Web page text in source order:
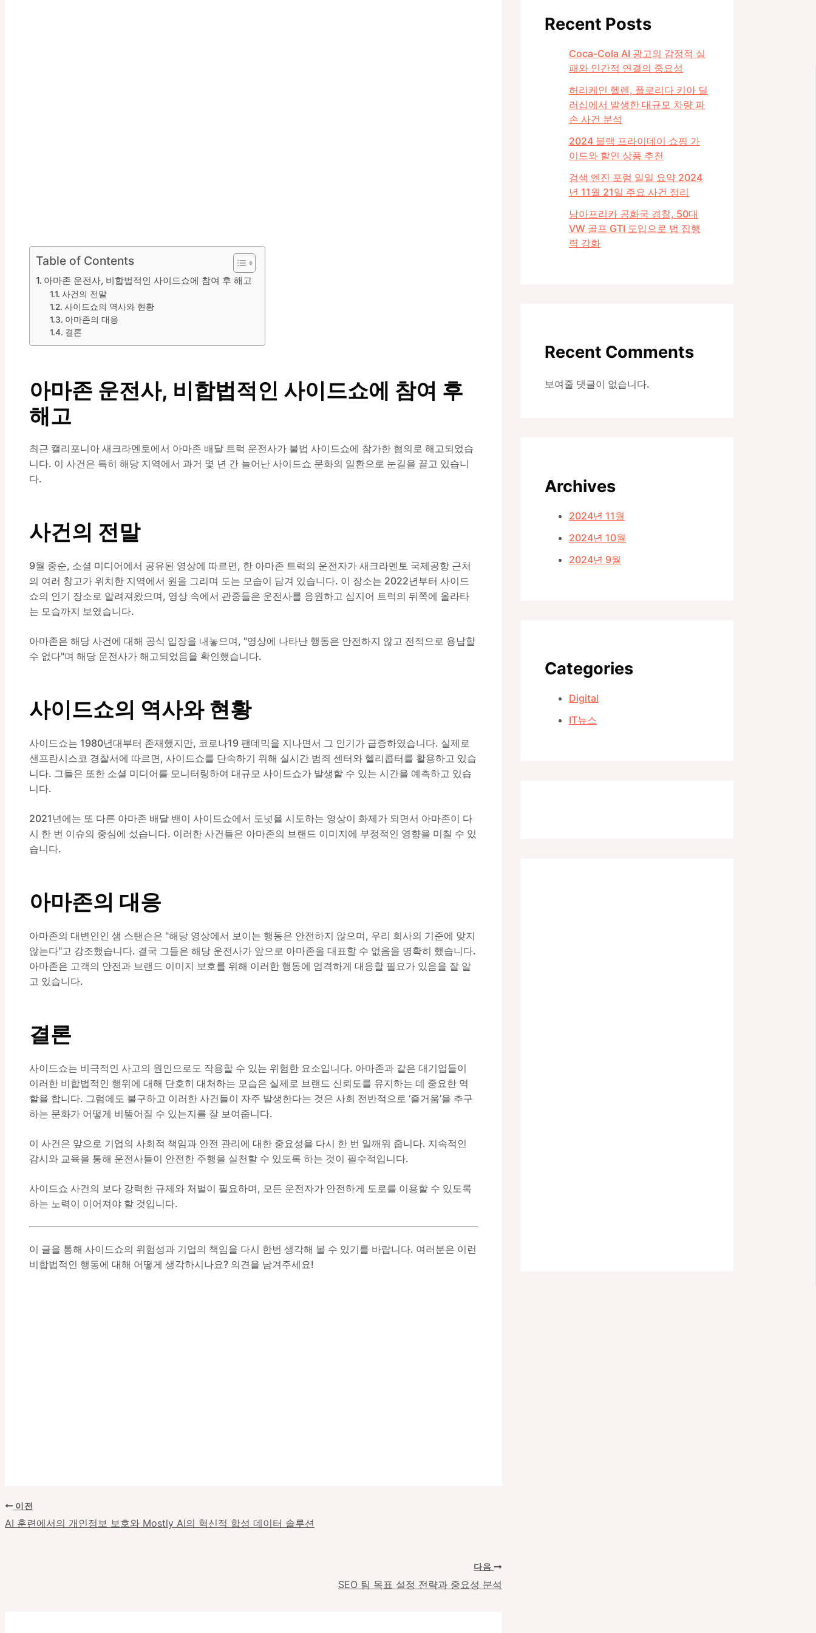
Table of Contents
아마존 운전사, 비합법적인 사이드쇼에 참여 후 해고
사건의 전말
사이드쇼의 역사와 현황
아마존의 대응
결론
아마존 운전사, 비합법적인 사이드쇼에 참여 후
해고
최근 캘리포니아 새크라멘토에서 아마존 배달 트럭 운전사가 불법 사이드쇼에 참가한 혐의로 해고되었습
니다. 이 사건은 특히 해당 지역에서 과거 몇 년 간 늘어난 사이드쇼 문화의 일환으로 눈길을 끌고 있습니
다.
사건의 전말
9월 중순, 소셜 미디어에서 공유된 영상에 따르면, 한 아마존 트럭의 운전자가 새크라멘토 국제공항 근처
의 여러 창고가 위치한 지역에서 원을 그리며 도는 모습이 담겨 있습니다. 이 장소는 2022년부터 사이드
쇼의 인기 장소로 알려져왔으며, 영상 속에서 관중들은 운전사를 응원하고 심지어 트럭의 뒤쪽에 올라타
는 모습까지 보였습니다.
아마존은 해당 사건에 대해 공식 입장을 내놓으며, "영상에 나타난 행동은 안전하지 않고 전적으로 용납할
수 없다"며 해당 운전사가 해고되었음을 확인했습니다.
사이드쇼의 역사와 현황
사이드쇼는 1980년대부터 존재했지만, 코로나19 팬데믹을 지나면서 그 인기가 급증하였습니다. 실제로
샌프란시스코 경찰서에 따르면, 사이드쇼를 단속하기 위해 실시간 범죄 센터와 헬리콥터를 활용하고 있습
니다. 그들은 또한 소셜 미디어를 모니터링하여 대규모 사이드쇼가 발생할 수 있는 시간을 예측하고 있습
니다.
2021년에는 또 다른 아마존 배달 밴이 사이드쇼에서 도넛을 시도하는 영상이 화제가 되면서 아마존이 다
시 한 번 이슈의 중심에 섰습니다. 이러한 사건들은 아마존의 브랜드 이미지에 부정적인 영향을 미칠 수 있
습니다.
아마존의 대응
아마존의 대변인인 샘 스탠슨은 "해당 영상에서 보이는 행동은 안전하지 않으며, 우리 회사의 기준에 맞지
않는다"고 강조했습니다. 결국 그들은 해당 운전사가 앞으로 아마존을 대표할 수 없음을 명확히 했습니다.
아마존은 고객의 안전과 브랜드 이미지 보호를 위해 이러한 행동에 엄격하게 대응할 필요가 있음을 잘 알
고 있습니다.
결론
사이드쇼는 비극적인 사고의 원인으로도 작용할 수 있는 위험한 요소입니다. 아마존과 같은 대기업들이
이러한 비합법적인 행위에 대해 단호히 대처하는 모습은 실제로 브랜드 신뢰도를 유지하는 데 중요한 역
할을 합니다. 그럼에도 불구하고 이러한 사건들이 자주 발생한다는 것은 사회 전반적으로 ‘즐거움’을 추구
하는 문화가 어떻게 비뚤어질 수 있는지를 잘 보여줍니다.
이 사건은 앞으로 기업의 사회적 책임과 안전 관리에 대한 중요성을 다시 한 번 일깨워 줍니다. 지속적인
감시와 교육을 통해 운전사들이 안전한 주행을 실천할 수 있도록 하는 것이 필수적입니다.
사이드쇼 사건의 보다 강력한 규제와 처벌이 필요하며, 모든 운전자가 안전하게 도로를 이용할 수 있도록
하는 노력이 이어져야 할 것입니다.
이 글을 통해 사이드쇼의 위험성과 기업의 책임을 다시 한번 생각해 볼 수 있기를 바랍니다. 여러분은 이런
비합법적인 행동에 대해 어떻게 생각하시나요? 의견을 남겨주세요!
포
스
이전
AI 훈련에서의 개인정보 보호와 Mostly AI의 혁신적 합성 데이터 솔루션
다음
SEO 팀 목표 설정 전략과 중요성 분석
Recent Posts
Coca-Cola AI 광고의 감정적 실
패와 인간적 연결의 중요성
허리케인 헬렌, 플로리다 키아 딜
러십에서 발생한 대규모 차량 파
손 사건 분석
2024 블랙 프라이데이 쇼핑 가
이드와 할인 상품 추천
검색 엔진 포럼 일일 요약 2024
년 11월 21일 주요 사건 정리
남아프리카 공화국 경찰, 50대
VW 골프 GTI 도입으로 법 집행
력 강화
Recent Comments
보여줄 댓글이 없습니다.
Archives
2024년 11월
2024년 10월
2024년 9월
Categories
Digital
IT뉴스